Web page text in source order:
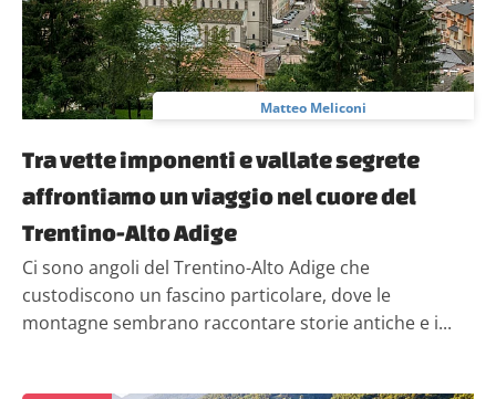
Matteo Meliconi
Tra vette imponenti e vallate segrete
affrontiamo un viaggio nel cuore del
Trentino-Alto Adige
Ci sono angoli del Trentino-Alto Adige che
custodiscono un fascino particolare, dove le
montagne sembrano raccontare storie antiche e i...